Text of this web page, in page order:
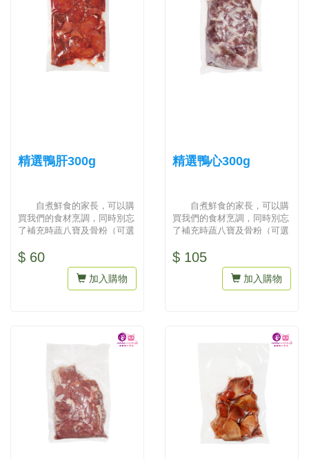
精選鴨肝300g
自煮鮮食的家長，可以購
買我們的食材烹調，同時別忘
了補充時蔬八寶及骨粉（可選
均衡...
$ 60
加入購物
精選鴨心300g
自煮鮮食的家長，可以購
買我們的食材烹調，同時別忘
了補充時蔬八寶及骨粉（可選
均衡...
$ 105
加入購物